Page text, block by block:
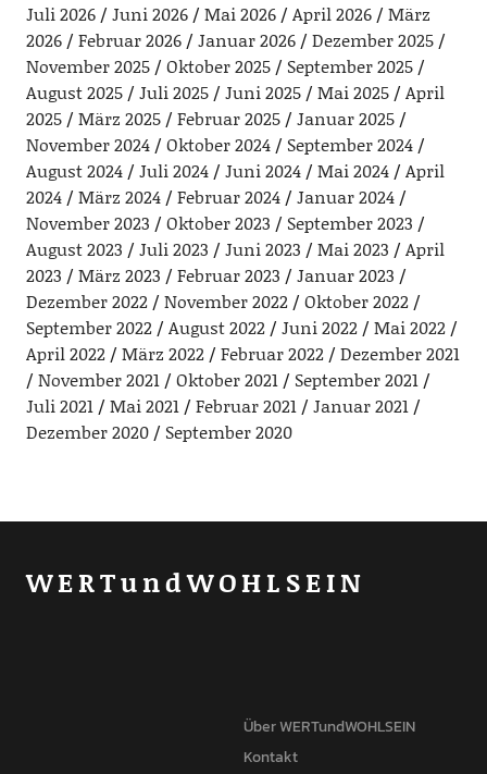
Juli 2026 Juni 2026 Mai 2026 April 2026
März
2026
Februar 2026 Januar 2026
Dezember 2025
November 2025
Oktober 2025
September 2025
August 2025
Juli 2025 Juni 2025 Mai 2025
April
2025
März 2025 Februar 2025
Januar 2025
November 2024
Oktober 2024
September 2024
August 2024
Juli 2024 Juni 2024 Mai 2024
April
2024
März 2024 Februar 2024
Januar 2024
November 2023
Oktober 2023
September 2023
August 2023
Juli 2023 Juni 2023 Mai 2023
April
2023
März 2023 Februar 2023
Januar 2023
Dezember 2022
November 2022
Oktober 2022
September 2022
August 2022 Juni 2022
Mai 2022
April 2022
März 2022 Februar 2022
Dezember 2021
November 2021
Oktober 2021
September 2021
Juli 2021
Mai 2021 Februar 2021
Januar 2021
Dezember 2020
September 2020
WERTundWOHLSEIN
Über WERTundWOHLSEIN
Kontakt